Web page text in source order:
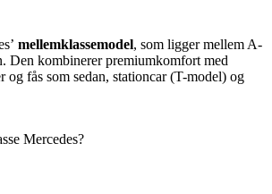
mellemklassemodel, som ligger mellem A-
Den kombinerer premiumkomfort med
og fås som sedan, stationcar (T-model) og
Mercedes?